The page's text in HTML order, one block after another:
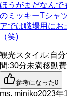
ほうがまだなんで
のミッキーTシャ
アでは職場用にお
（笑)
観光スタイル:自
間:30分未満移動費
参考になった0
ms. miniko2023年